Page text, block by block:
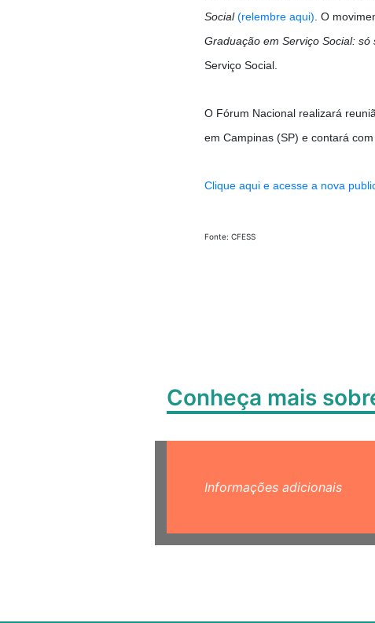
Social (relembre aqui). O
Graduação em Serviço Social:
Serviço Social.
O Fórum Nacional realizará
em Campinas (SP) e contará
Clique aqui e acesse a nova
Fonte: CFESS
Conheça mais
Informações adicionais